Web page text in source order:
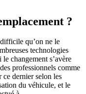
?
qu’on ne le
technologies
changement s’avère
professionnels comme
ce dernier selon les
du véhicule, et le